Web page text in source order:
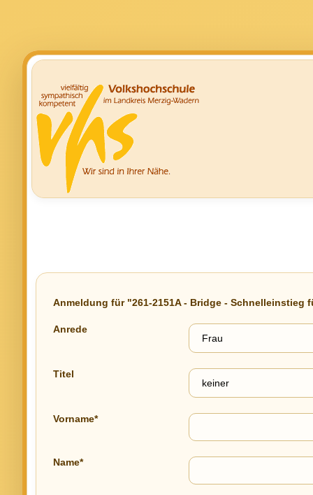
Anmeldung für "261-2151A - Bridge -
Anrede
Titel
Vorname*
Name*